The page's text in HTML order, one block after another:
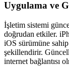
Uygulama ve
İşletim sistemi
doğrudan etkiler.
iOS sürümüne
şekillendirir.
internet bağlantısı